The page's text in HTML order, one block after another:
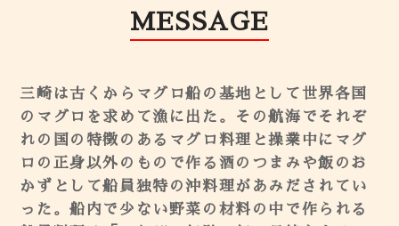
MESSAGE
三崎は古くからマグロ船の基地として世界各国
のマグロを求めて漁に出た。その航海でそれぞ
れの国の特徴のあるマグロ料理と操業中にマグ
ロの正身以外のもので作る酒のつまみや飯のお
かずとして船員独特の沖料理があみだされてい
った。船内で少ない野菜の材料の中で作られる